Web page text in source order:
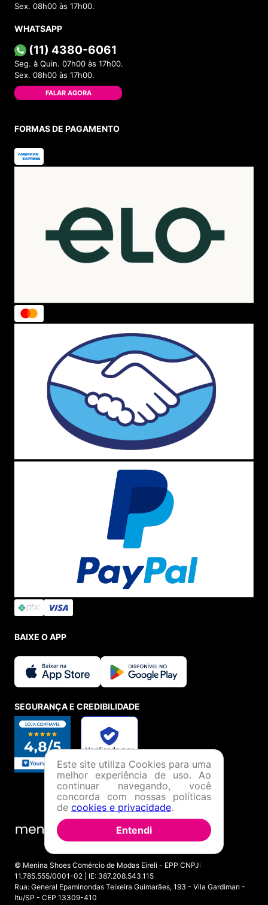
Sex. 08h00 às 17h00.
WHATSAPP
(11) 4380-6061
Seg. à Quin. 07h00 às 17h00.
Sex. 08h00 às 17h00.
FALAR AGORA
FORMAS DE PAGAMENTO
BAIXE O APP
SEGURANÇA E CREDIBILIDADE
© Menina Shoes Comércio de Modas Eireli - EPP CNPJ:
11.785.555/0001-02 | IE: 387.208.543.115
Rua: General Epaminondas Teixeira Guimarães, 193 - Vila Gardiman -
Itu/SP - CEP 13309-410
Este site utiliza Cookies para uma
melhor experiência de uso. Ao
continuar navegando, você
concorda com nossas políticas
de cookies e privacidade.
Entendi